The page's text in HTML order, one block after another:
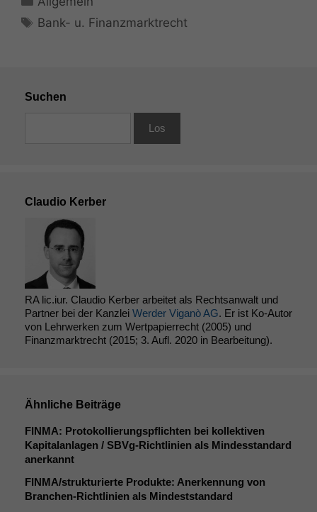
Schlagwörter
Bank- u. Finanzmarktrecht
Suchen
Claudio Kerber
RA lic.iur. Claudio Kerber arbeitet als Rechtsanwalt und
Partner bei der Kanzlei Werder Viganò AG. Er ist Ko-Autor
von Lehrwerken zum Wertpapierrecht (2005) und
Finanzmarktrecht (2015; 3. Aufl. 2020 in Bearbeitung).
Ähnliche Beiträge
FINMA: Protokollierungspflichten bei kollektiven
Kapitalanlagen / SBVg-Richtlinien als Mindesstandard
anerkannt
FINMA/strukturierte Produkte: Anerkennung von
Branchen-Richtlinien als Mindeststandard